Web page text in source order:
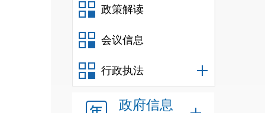
政策解读
会议信息
行政执法
政府信息